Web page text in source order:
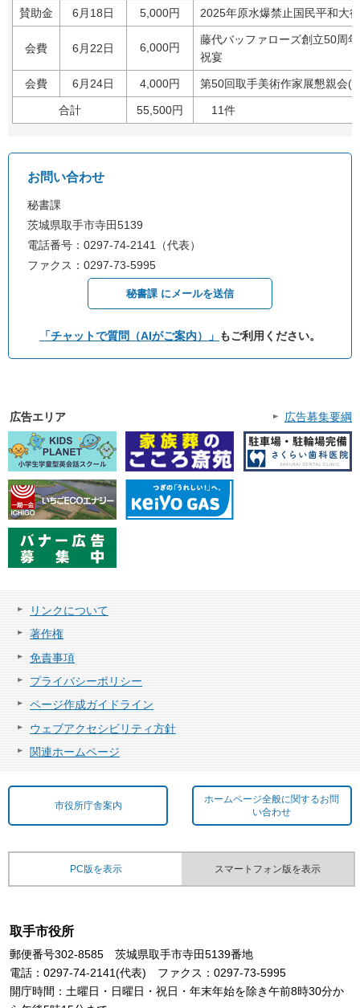
賛助金 6月18日 5,000円 2025年原水爆禁止国民平和大
会費 6月22日 6,000円
藤代バッファローズ創立50周
祝宴
会費 6月24日 4,000円 第50回取手美術作家展懇親会(
合計 55,500円 11件
お問い合わせ
秘書課
茨城県取手市寺田5139
電話番号：0297-74-2141（代表）
ファクス：0297-73-5995
秘書課 にメールを送信
「チャットで質問（AIがご案内）」 もご利用ください。
広告エリア 広告募集要綱
リンクについて
著作権
免責事項
プライバシーポリシー
ページ作成ガイドライン
ウェブアクセシビリティ方針
関連ホームページ
市役所庁舎案内
ホームページ全般に関するお問
い合わせ
PC版を表示 スマートフォン版を表示
取手市役所
郵便番号302-8585 茨城県取手市寺田5139番地
電話：0297-74-2141(代表) ファクス：0297-73-5995
開庁時間：土曜日・日曜日・祝日・年末年始を除き午前8時30分か